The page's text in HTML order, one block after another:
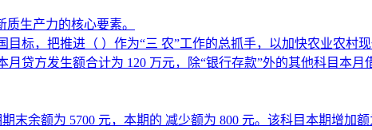
生产力的核心要素。
目标，把推进（ ）作为“三 农”工作的总抓手，以加快农业农村
贷方发生额合计为 120 万元，除“银行存款”外的其他科目本月
末余额为 5700 元，本期的 减少额为 800 元。该科目本期增加额